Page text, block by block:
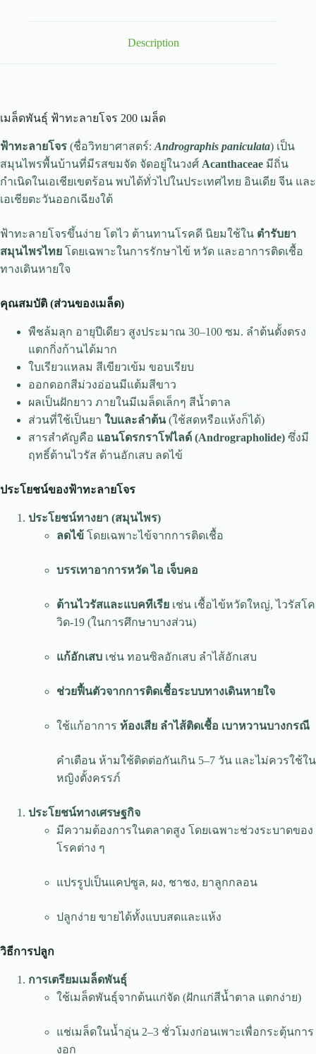
Description
เมล็ดพันธุ์ ฟ้าทะลายโจร 200 เมล็ด
ฟ้าทะลายโจร (ชื่อวิทยาศาสตร์: Andrographis paniculata) เป็น
สมุนไพรพื้นบ้านที่มีรสขมจัด จัดอยู่ในวงศ์ Acanthaceae มีถิ่น
กำเนิดในเอเชียเขตร้อน พบได้ทั่วไปในประเทศไทย อินเดีย จีน และ
เอเชียตะวันออกเฉียงใต้
ฟ้าทะลายโจรขึ้นง่าย โตไว ต้านทานโรคดี นิยมใช้ใน ตำรับยา
สมุนไพรไทย โดยเฉพาะในการรักษาไข้ หวัด และอาการติดเชื้อ
ทางเดินหายใจ
คุณสมบัติ (ส่วนของเมล็ด)
พืชล้มลุก อายุปีเดียว สูงประมาณ 30–100 ซม. ลำต้นตั้งตรง
แตกกิ่งก้านได้มาก
ใบเรียวแหลม สีเขียวเข้ม ขอบเรียบ
ออกดอกสีม่วงอ่อนมีแต้มสีขาว
ผลเป็นฝักยาว ภายในมีเมล็ดเล็กๆ สีน้ำตาล
ส่วนที่ใช้เป็นยา ใบและลำต้น(ใช้สดหรือแห้งก็ได้)
สารสำคัญคือ แอนโดรกราโฟไลด์ (Andrographolide) ซึ่งมี
ฤทธิ์ต้านไวรัส ต้านอักเสบ ลดไข้
ประโยชน์ของฟ้าทะลายโจร
ประโยชน์ทางยา (สมุนไพร)
ลดไข้ โดยเฉพาะไข้จากการติดเชื้อ
บรรเทาอาการหวัด ไอ เจ็บคอ
ต้านไวรัสและแบคทีเรีย เช่น เชื้อไข้หวัดใหญ่, ไวรัสโค
วิด-19 (ในการศึกษาบางส่วน)
แก้อักเสบ เช่น ทอนซิลอักเสบ ลำไส้อักเสบ
ช่วยฟื้นตัวจากการติดเชื้อระบบทางเดินหายใจ
ใช้แก้อาการ ท้องเสีย ลำไส้ติดเชื้อ เบาหวานบางกรณี
คำเตือน ห้ามใช้ติดต่อกันเกิน 5–7 วัน และไม่ควรใช้ใน
หญิงตั้งครรภ์
ประโยชน์ทางเศรษฐกิจ
มีความต้องการในตลาดสูง โดยเฉพาะช่วงระบาดของ
โรคต่าง ๆ
แปรรูปเป็นแคปซูล, ผง, ชาชง, ยาลูกกลอน
ปลูกง่าย ขายได้ทั้งแบบสดและแห้ง
วิธีการปลูก
การเตรียมเมล็ดพันธุ์
ใช้เมล็ดพันธุ์จากต้นแก่จัด (ฝักแก่สีน้ำตาล แตกง่าย)
แช่เมล็ดในน้ำอุ่น 2–3 ชั่วโมงก่อนเพาะเพื่อกระตุ้นการ
งอก